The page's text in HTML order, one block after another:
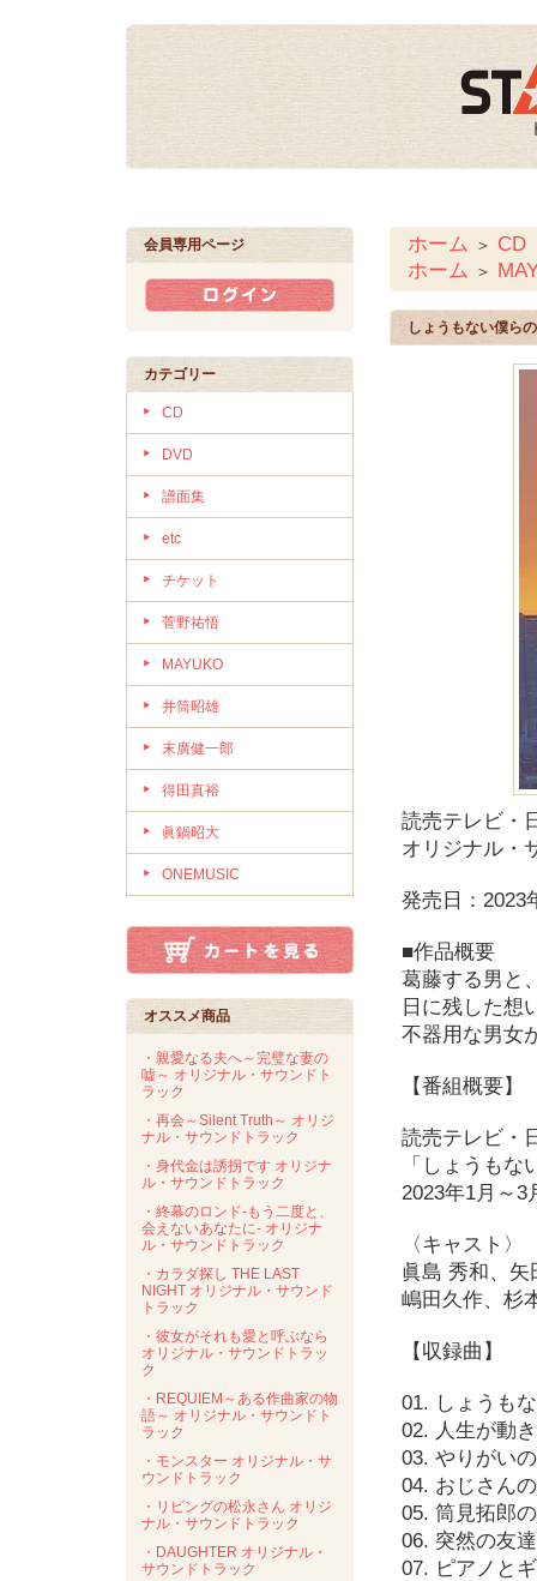
会員専用ページ
カテゴリー
CD
DVD
譜面集
etc
チケット
菅野祐悟
MAYUKO
井筒昭雄
末廣健一郎
得田真裕
眞鍋昭大
ONEMUSIC
オススメ商品
・親愛なる夫へ～完璧な妻の
嘘～ オリジナル・サウンドト
ラック
・再会～Silent Truth～ オリジ
ナル・サウンドトラック
・身代金は誘拐です オリジナ
ル・サウンドトラック
・終幕のロンド-もう二度と、
会えないあなたに- オリジナ
ル・サウンドトラック
・カラダ探し THE LAST
NIGHT オリジナル・サウンド
トラック
・彼女がそれも愛と呼ぶなら
オリジナル・サウンドトラッ
ク
・REQUIEM～ある作曲家の物
語～ オリジナル・サウンドト
ラック
・モンスター オリジナル・サ
ウンドトラック
・リビングの松永さん オリジ
ナル・サウンドトラック
・DAUGHTER オリジナル・
サウンドトラック
ホーム ＞ CD
ホーム ＞
しょうもない僕ら
読売テレビ・
オリジナル・
発売日：2023
■作品概要
葛藤する男と
日に残した想
不器用な男女
【番組概要】
読売テレビ・
「しょうもな
2023年1月～3
〈キャスト〉
眞島 秀和、
嶋田久作、杉
【収録曲】
01. しょうも
02. 人生が動
03. やりがい
04. おじさん
05. 筒見拓郎
06. 突然の友
07. ピアノと